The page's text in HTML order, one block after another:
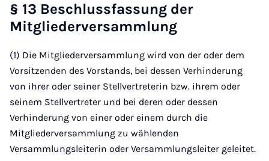
§ 13 Beschlussfassung der
Mitgliederversammlung
(1) Die Mitgliederversammlung wird von der oder dem
Vorsitzenden des Vorstands, bei dessen Verhinderung
von ihrer oder seiner Stellvertreterin bzw. ihrem oder
seinem Stellvertreter und bei deren oder dessen
Verhinderung von einer oder einem durch die
Mitgliederversammlung zu wählenden
Versammlungsleiterin oder Versammlungsleiter geleitet.